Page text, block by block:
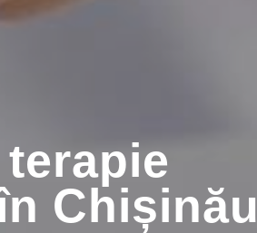
Chișinău